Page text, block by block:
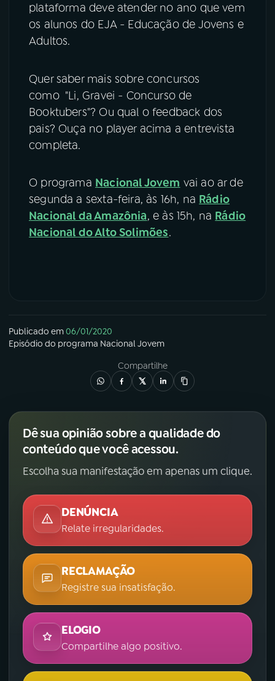
plataforma deve atender no ano que vem
os alunos do EJA - Educação de Jovens e
Adultos.
Quer saber mais sobre concursos
como "Li, Gravei - Concurso de
Booktubers"? Ou qual o feedback dos
pais? Ouça no player acima a entrevista
completa.
O programa Nacional Jovem vai ao ar de
segunda a sexta-feira, às 16h, na Rádio
Nacional da Amazônia, e às 15h, na Rádio
Nacional do Alto Solimões.
Publicado em06/01/2020
Episódio do programa Nacional Jovem
Compartilhe
Dê sua opinião sobre a qualidade do
conteúdo que você acessou.
Escolha sua manifestação em apenas um clique.
DENÚNCIA
Relate irregularidades.
RECLAMAÇÃO
Registre sua insatisfação.
ELOGIO
Compartilhe algo positivo.